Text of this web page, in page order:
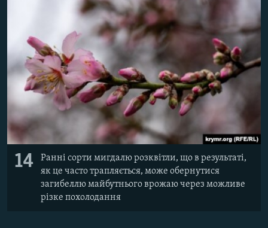
14
Ранні сорти мигдалю розквітли, що в результаті,
як це часто трапляється, може обернутися
загибеллю майбутнього врожаю через можливе
різке похолодання